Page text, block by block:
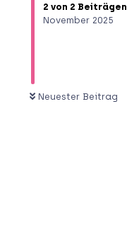
2 von 2 Beiträgen
November 2025
Neuester Beitrag